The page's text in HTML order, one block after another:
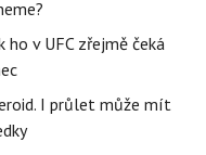
v UFC zřejmě čeká
I průlet může mít